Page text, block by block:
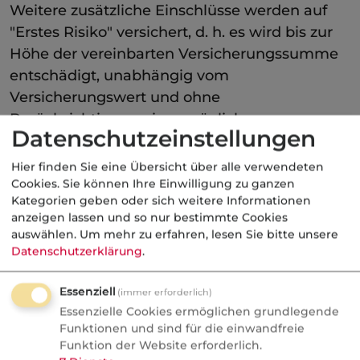
Weitere zusätzliche Einschlüsse werden auf
"Erstes Risiko" versichert, d. h. es wird bis zur
Höhe der vereinbarten Versicherungssumme
entschädigt, unabhängig vom
Versicherungswert und ohne
Berücksichtigung einer möglichen
Unterversicherung nach § 56 VVG a.F.
In der Praxis sehen die vorgedruckten
Antragsformulare regelmäßig den Einschluss
einer Kostenversicherung vor.
Datenschutzeinstellungen
Hier finden Sie eine Übersicht über alle verwendeten
Cookies. Sie können Ihre Einwilligung zu ganzen
Kategorien geben oder sich weitere Informationen
anzeigen lassen und so nur bestimmte Cookies
auswählen. Um mehr zu erfahren, lesen Sie bitte unsere
Datenschutzerklärung.
Essenziell (immer erforderlich)
Essenzielle Cookies ermöglichen grundlegende
Funktionen und sind für die einwandfreie
Funktion der Website erforderlich.